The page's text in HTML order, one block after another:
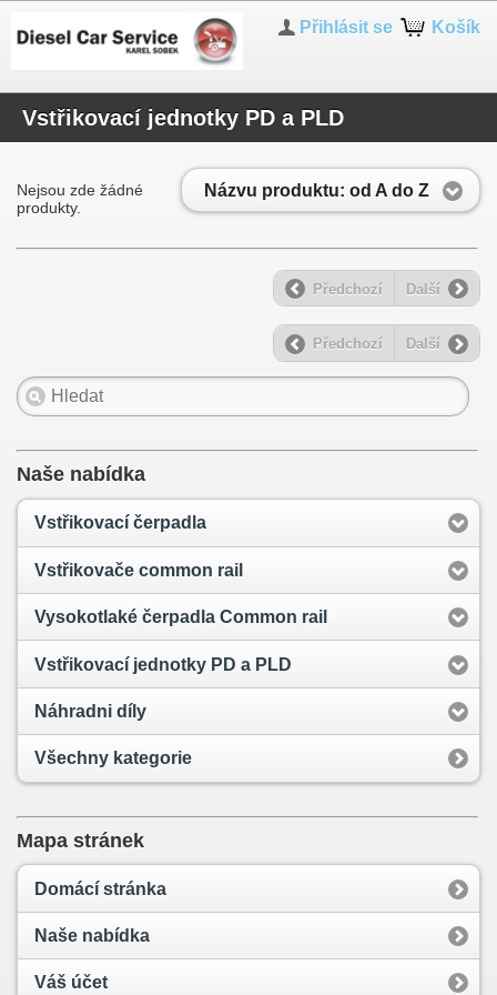
Košík
Přihlásit se
Vstřikovací jednotky PD a PLD
Názvu produktu: od A do Z
Nejsou zde žádné
produkty.
Předchozí Další
Předchozí Další
Naše nabídka
Vstřikovací čerpadla
Vstřikovače common rail
Vysokotlaké čerpadla Common rail
Vstřikovací jednotky PD a PLD
Náhradni díly
Všechny kategorie
Mapa stránek
Domácí stránka
Naše nabídka
Váš účet